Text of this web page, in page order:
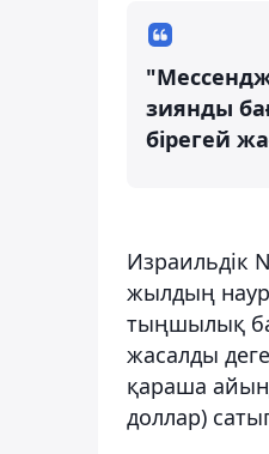
зиянды
бірегей
Израильдік
жылдың
тыңшылық
жасалды
қараша
доллар)